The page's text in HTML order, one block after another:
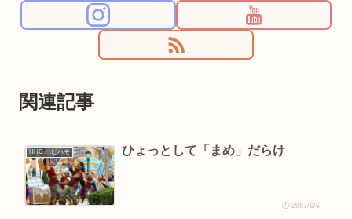
関連記事
HHC ハピハモ ひょっとして「まめ」だらけ
2007/6/6